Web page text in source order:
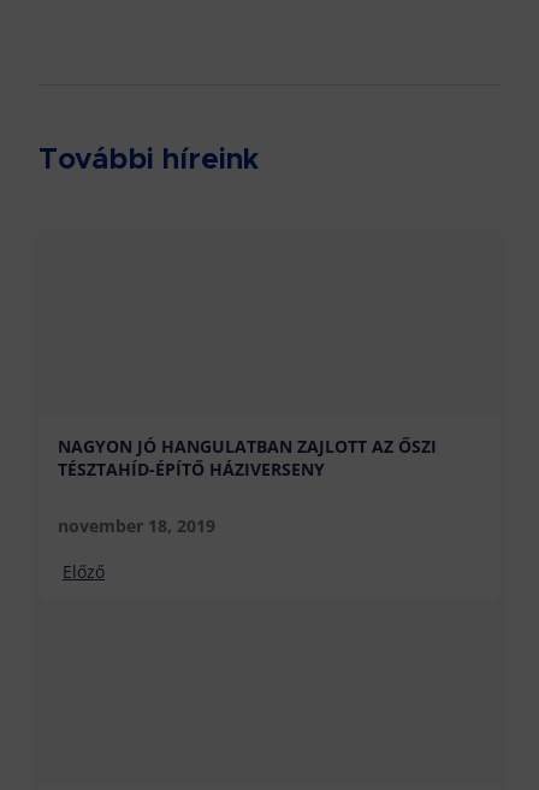
További híreink
NAGYON JÓ HANGULATBAN ZAJLOTT AZ ŐSZI
TÉSZTAHÍD-ÉPÍTŐ HÁZIVERSENY
november 18, 2019
Előző